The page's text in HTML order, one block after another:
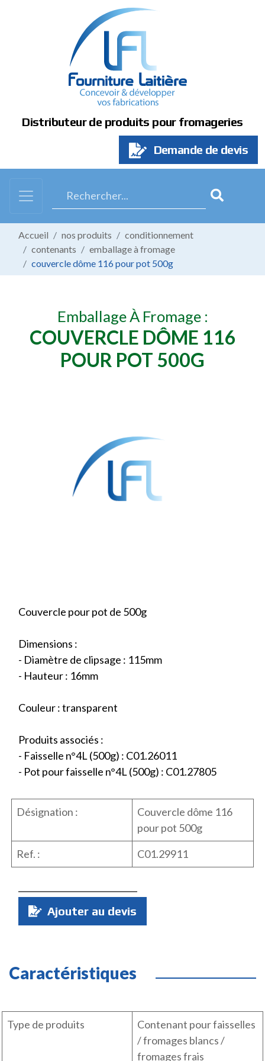
Distributeur de produits pour fromageries
Demande de devis
Accueil nos produits
conditionnement
contenants
emballage à fromage
couvercle dôme 116 pour pot 500g
Emballage À Fromage :
COUVERCLE DÔME 116
POUR POT 500G
Couvercle pour pot de 500g
Dimensions :
- Diamètre de clipsage : 115mm
- Hauteur : 16mm
Couleur : transparent
Produits associés :
- Faisselle n°4L (500g) : C01.26011
- Pot pour faisselle n°4L (500g) : C01.27805
Désignation :
Couvercle dôme 116
pour pot 500g
Ref. :
C01.29911
Quantité
Ajouter au devis
Caractéristiques
Type de produits
Contenant pour faisselles
/ fromages blancs /
fromages frais
Panneau de gestion des cookies